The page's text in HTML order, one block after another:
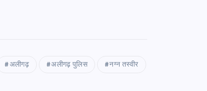
अलीगढ़ अलीगढ़ पुलिस नग्न तस्वीर